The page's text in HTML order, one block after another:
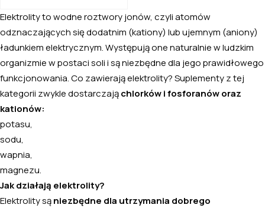
Elektrolity to wodne roztwory jonów, czyli atomów
odznaczających się dodatnim (kationy) lub ujemnym (aniony)
ładunkiem elektrycznym. Występują one naturalnie w ludzkim
organizmie w postaci soli i są niezbędne dla jego prawidłowego
funkcjonowania. Co zawierają elektrolity? Suplementy z tej
kategorii zwykle dostarczają chlorków i fosforanów oraz
kationów:
potasu,
sodu,
wapnia,
magnezu.
Jak działają elektrolity?
Elektrolity są niezbędne dla utrzymania dobrego